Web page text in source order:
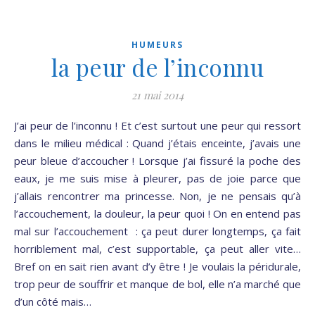
HUMEURS
la peur de l’inconnu
21 mai 2014
J’ai peur de l’inconnu ! Et c’est surtout une peur qui ressort
dans le milieu médical : Quand j’étais enceinte, j’avais une
peur bleue d’accoucher ! Lorsque j’ai fissuré la poche des
eaux, je me suis mise à pleurer, pas de joie parce que
j’allais rencontrer ma princesse. Non, je ne pensais qu’à
l’accouchement, la douleur, la peur quoi ! On en entend pas
mal sur l’accouchement : ça peut durer longtemps, ça fait
horriblement mal, c’est supportable, ça peut aller vite…
Bref on en sait rien avant d’y être ! Je voulais la péridurale,
trop peur de souffrir et manque de bol, elle n’a marché que
d’un côté mais…